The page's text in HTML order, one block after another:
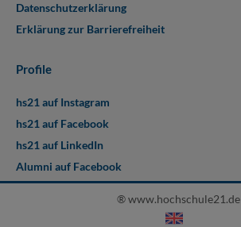
Datenschutzerklärung
Erklärung zur Barrierefreiheit
Profile
hs21 auf Instagram
hs21 auf Facebook
hs21 auf LinkedIn
Alumni auf Facebook
® www.hochschule21.de